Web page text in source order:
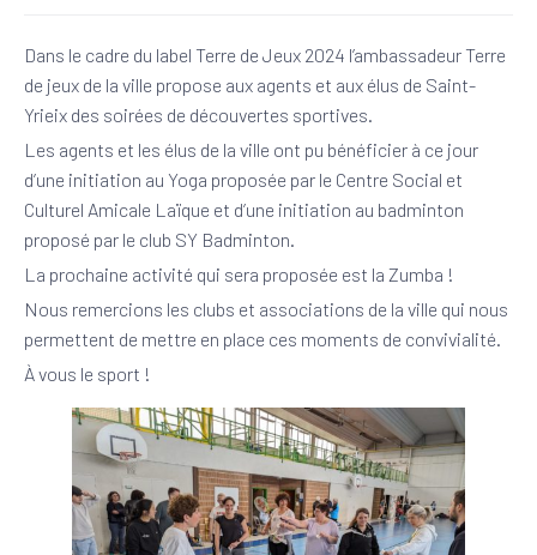
Dans le cadre du label Terre de Jeux 2024 l’ambassadeur Terre
de jeux de la ville propose aux agents et aux élus de Saint-
Yrieix des soirées de découvertes sportives.
Les agents et les élus de la ville ont pu bénéficier à ce jour
d’une initiation au Yoga proposée par le Centre Social et
Culturel Amicale Laïque et d’une initiation au badminton
proposé par le club SY Badminton.
La prochaine activité qui sera proposée est la Zumba !
Nous remercions les clubs et associations de la ville qui nous
permettent de mettre en place ces moments de convivialité.
À vous le sport !